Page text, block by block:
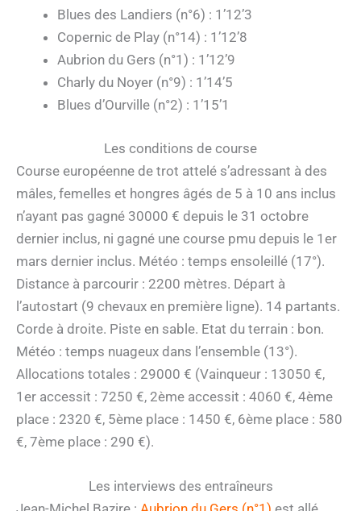
Blues des Landiers (n°6) : 1’12’3
Copernic de Play (n°14) : 1’12’8
Aubrion du Gers (n°1) : 1’12’9
Charly du Noyer (n°9) : 1’14’5
Blues d’Ourville (n°2) : 1’15’1
Les conditions de course
Course européenne de trot attelé s’adressant à des
mâles, femelles et hongres âgés de 5 à 10 ans inclus
n’ayant pas gagné 30000 € depuis le 31 octobre
dernier inclus, ni gagné une course pmu depuis le 1er
mars dernier inclus. Météo : temps ensoleillé (17°).
Distance à parcourir : 2200 mètres. Départ à
l’autostart (9 chevaux en première ligne). 14 partants.
Corde à droite. Piste en sable. Etat du terrain : bon.
Météo : temps nuageux dans l’ensemble (13°).
Allocations totales : 29000 € (Vainqueur : 13050 €,
1er accessit : 7250 €, 2ème accessit : 4060 €, 4ème
place : 2320 €, 5ème place : 1450 €, 6ème place : 580
€, 7ème place : 290 €).
Les interviews des entraîneurs